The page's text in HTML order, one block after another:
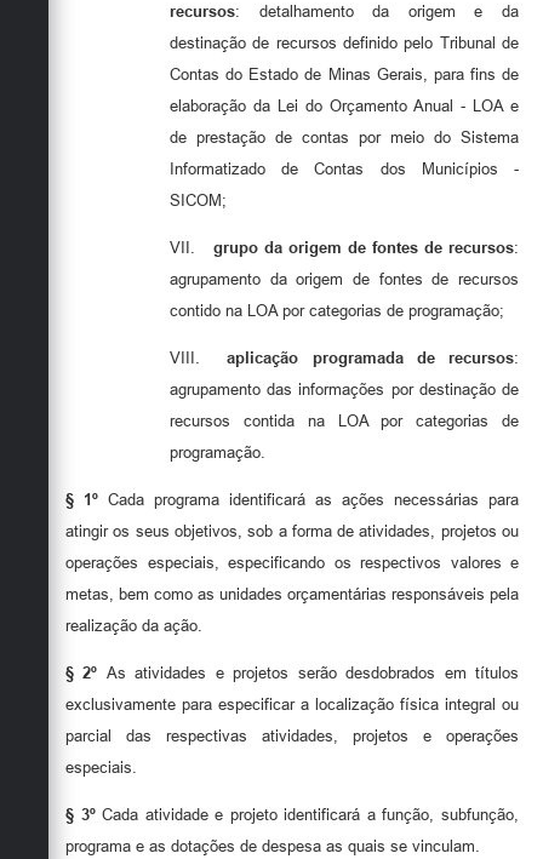
recursos: detalhamento da origem e da
destinação de recursos definido pelo Tribunal de
Contas do Estado de Minas Gerais, para fins de
elaboração da Lei do Orçamento Anual - LOA e
de prestação de contas por meio do Sistema
Informatizado de Contas dos Municípios -
SICOM;
VII. grupo da origem de fontes de recursos:
agrupamento da origem de fontes de recursos
contido na LOA por categorias de programação;
VIII. aplicação programada de recursos:
agrupamento das informações por destinação de
recursos contida na LOA por categorias de
programação.
§ 1º Cada programa identificará as ações necessárias para
atingir os seus objetivos, sob a forma de atividades, projetos ou
operações especiais, especificando os respectivos valores e
metas, bem como as unidades orçamentárias responsáveis pela
realização da ação.
§ 2º As atividades e projetos serão desdobrados em títulos
exclusivamente para especificar a localização física integral ou
parcial das respectivas atividades, projetos e operações
especiais.
§ 3ºCada atividade e projeto identificará a função, subfunção,
programa e as dotações de despesa as quais se vinculam.